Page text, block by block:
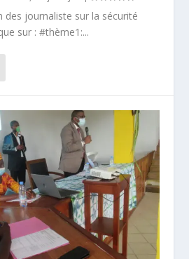
journaliste sur la sécurité
sur : #thème1:...